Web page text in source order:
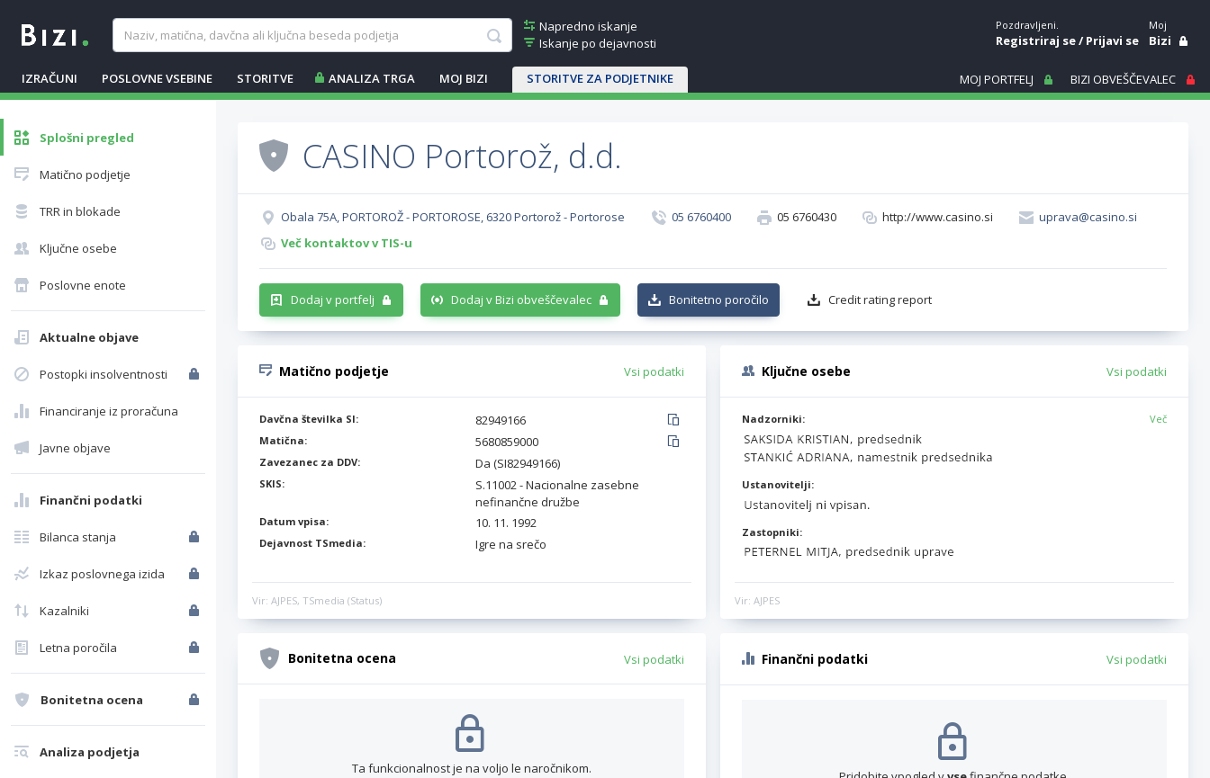
Napredno iskanje
Iskanje po dejavnosti
IZRAČUNI POSLOVNE VSEBINE STORITVE ANALIZA TRGA MOJ BIZI STORITVE ZA PODJETNIKE
Pozdravljeni.
Registriraj se/Prijavi se
Moj
Bizi
MOJ PORTFELJ BIZI OBVEŠČEVALEC
Splošni pregled
Matično podjetje
TRR in blokade
Ključne osebe
Poslovne enote
Aktualne objave
Postopki insolventnosti
Financiranje iz proračuna
Javne objave
Finančni podatki
Bilanca stanja
Izkaz poslovnega izida
Kazalniki
Letna poročila
Bonitetna ocena
Analiza podjetja
CASINO Portorož, d.d.
Obala 75A, PORTOROŽ - PORTOROSE, 6320 Portorož - Portorose 05 6760400 05 6760430 http://www.casino.si
uprava@casino.si
Več kontaktov v TIS-u
Dodaj v portfelj Dodaj v Bizi obveščevalec Bonitetno poročilo Credit rating report
Matično podjetje Vsi podatki
Davčna številka SI: 82949166
Matična: 5680859000
Zavezanec za DDV: Da (SI82949166)
SKIS:
S.11002 - Nacionalne zasebne
nefinančne družbe
Datum vpisa: 10. 11. 1992
Dejavnost TSmedia: Igre na srečo
Vir: AJPES, TSmedia (Status)
Ključne osebe Vsi podatki
Nadzorniki: Več
Ustanovitelji:
Zastopniki:
Vir: AJPES
Bonitetna ocena Vsi podatki
Ta funkcionalnost je na voljo le naročnikom.
Finančni podatki Vsi podatki